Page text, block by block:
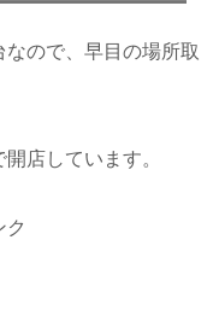
ので、早目の場所取
店しています。
ク